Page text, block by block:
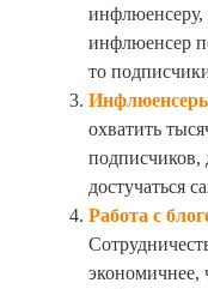
инфлюенсеру,
инфлюенсер
то
охватить
подписчиков,
достучаться
Работа с
экономичнее,